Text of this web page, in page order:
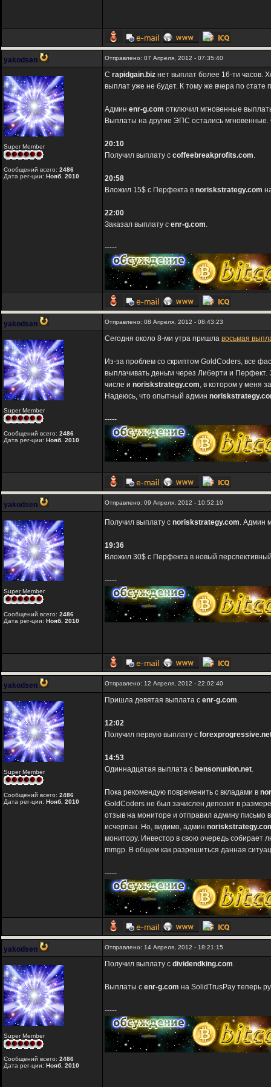
yakodsen Отправлено: 07 Апреля, 2012 - 07:35:40
Super Member
Сообщений всего: 2486
Дата рег-ции: Нояб. 2010
C rapidgain.biz нет выплат более 16-ти часов.
выплат уже не будет. К тому же вчера по стате
Админ enr-g.com отключил мгновенные
Выплаты на другие ЭПС остались мгновенные.
20:10
Получил выплату с coffeebreakprofits.com.
20:58
Вложил 15$ c Перфекта в noriskstrategy.com
22:00
Заказал выплату с enr-g.com.
-----
yakodsen Отправлено: 08 Апреля, 2012 - 08:43:23
Super Member
Сообщений всего: 2486
Дата рег-ции: Нояб. 2010
Сегодня около 8-ми утра пришла восьмая
Из-за проблем со скриптом GoldCoders, все
выплачивать деньги через Либерти и
числе и noriskstrategy.com, в котором у меня
Надеюсь, что опытный админ
-----
yakodsen Отправлено: 09 Апреля, 2012 - 10:52:10
Super Member
Сообщений всего: 2486
Дата рег-ции: Нояб. 2010
Получил выплату с noriskstrategy.com. Админ
19:36
Вложил 30$ с Перфекта в новый
-----
yakodsen Отправлено: 12 Апреля, 2012 - 22:02:40
Super Member
Сообщений всего: 2486
Дата рег-ции: Нояб. 2010
Пришла девятая выплата с enr-g.com.
12:02
Получил первую выплату с
14:53
Одиннадцатая выплата с bensonunion.net.
Пока рекомендую повременить с вкладами в
GoldCoders не был зачислен депозит в
отзыв на мониторе и отправил админу письмо
исчерпан. Но, видимо, админ
монитору. Инвестор в свою очередь
mmgp. В общем как разрешиться данная
-----
yakodsen Отправлено: 14 Апреля, 2012 - 18:21:15
Super Member
Сообщений всего: 2486
Дата рег-ции: Нояб. 2010
Получил выплату с dividendking.com.
Выплаты с enr-g.com на SolidTrusPay теперь
-----